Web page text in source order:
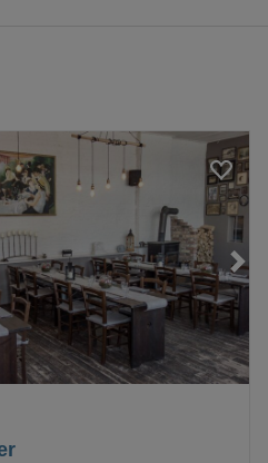
Loading...Loading...